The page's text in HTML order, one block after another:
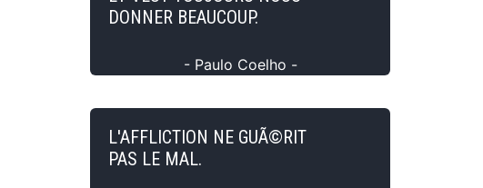
DONNER BEAUCOUP.
- Paulo Coelho -
L'AFFLICTION NE GUÃ©RIT
PAS LE MAL.